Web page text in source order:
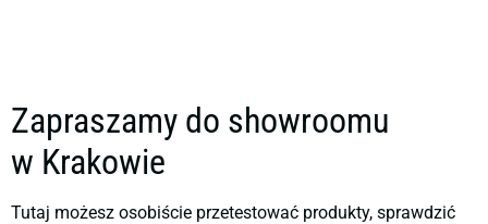
Zapraszamy do showroomu
w Krakowie
Tutaj możesz osobiście przetestować produkty, sprawdzić